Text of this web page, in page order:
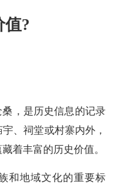
值?
，是历史信息的记录
、祠堂或村寨内外，
着丰富的历史价值。
和地域文化的重要标